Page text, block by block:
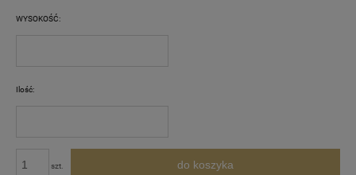
WYSOKOŚĆ:
Ilość:
szt. do koszyka